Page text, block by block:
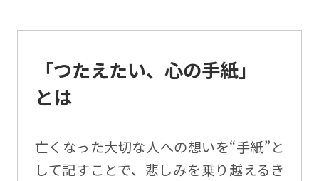
「つたえたい、心の手紙」
とは
亡くなった大切な人への想いを“手紙”と
して記すことで、悲しみを乗り越えるき